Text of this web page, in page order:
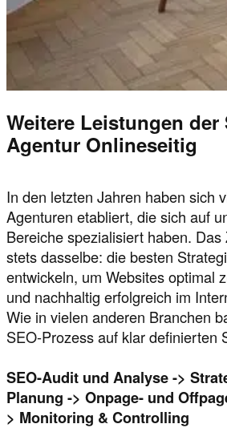
Weitere Leistungen der
Agentur Onlineseitig
In den letzten Jahren haben sich
Agenturen etabliert, die sich auf
Bereiche spezialisiert haben.
stets dasselbe: die besten
entwickeln, um Websites optimal
und nachhaltig erfolgreich im
Wie in vielen anderen Branchen
SEO-Prozess auf klar definierten
SEO-Audit und Analyse ->
Planung -> Onpage- und
> Monitoring & Controlling